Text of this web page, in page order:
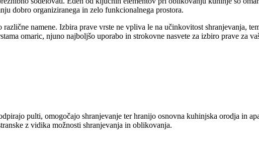
dobro organiziranega in zelo funkcionalnega prostora.
namene. Izbira prave vrste ne vpliva le na učinkovitost shranjevanja,
omaric, njuno najboljšo uporabo in strokovne nasvete za izbiro prave za
pulti, omogočajo shranjevanje ter hranijo osnovna kuhinjska orodja in
z vidika možnosti shranjevanja in oblikovanja.